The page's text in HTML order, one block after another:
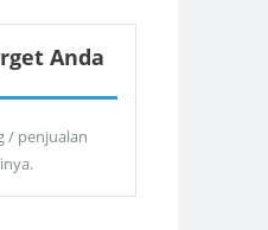
Anda
/ penjualan